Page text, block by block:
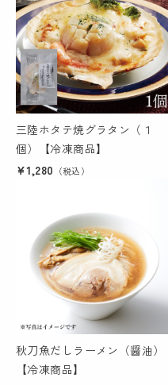
三陸ホタテ焼グラタン（１
個）【冷凍商品】
¥1,280 （税込）
秋刀魚だしラーメン（醤油）
【冷凍商品】